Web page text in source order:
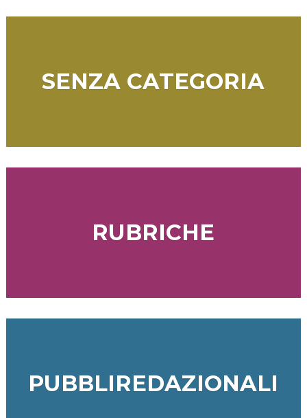
SENZA CATEGORIA
RUBRICHE
PUBBLIREDAZIONALI